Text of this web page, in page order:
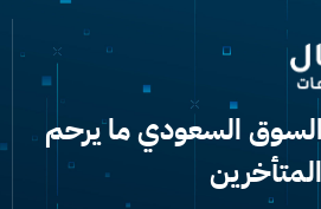
السوق السعودي ما يرحم
المتأخرين